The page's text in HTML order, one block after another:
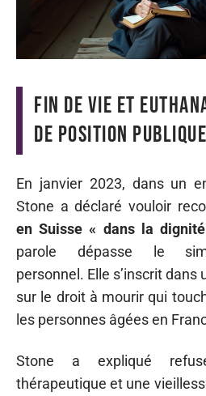
Fin de vie et
de position
En janvier 2023, dans un
Stone a déclaré vouloir
en Suisse « dans la
parole dépasse le
personnel. Elle s’inscrit dans
sur le droit à mourir qui
les personnes âgées en
Stone a expliqué
thérapeutique et une